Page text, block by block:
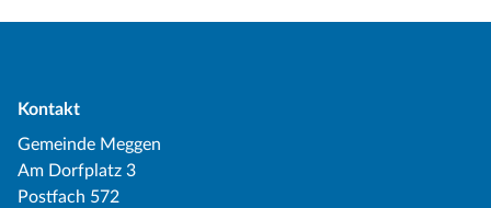
Kontakt
Gemeinde Meggen
Am Dorfplatz 3
Postfach 572